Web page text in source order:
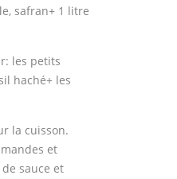
safran+ 1 litre
les petits
haché+ les
la cuisson.
et
sauce et